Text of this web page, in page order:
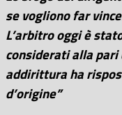
se vogliono far
L’arbitro oggi è
considerati alla pari
addirittura ha
d’origine”